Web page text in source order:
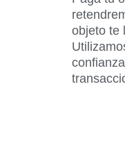
objeto te